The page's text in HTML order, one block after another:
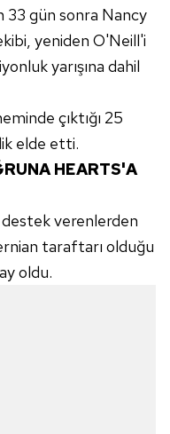
daha işlevsel
yönelik
amaçlarıyla
kullanılacaktır.
yer alan panel
ilişkin detaylı bilgi
Bilgilendirme
Kanunu uyarınca
okumak ve sitemizde
çerezlerle ilgili bilgi
33 gün sonra Nancy
yeniden O'Neill'i
yarışına dahil
çıktığı 25
elde etti.
HEARTS'A
verenlerden
taraftarı olduğu
oldu.